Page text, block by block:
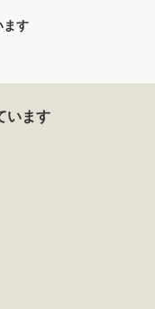
ます
います